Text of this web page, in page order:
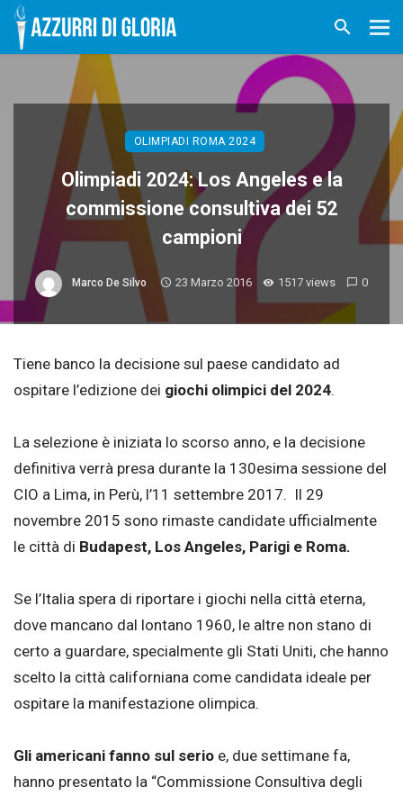
OLIMPIADI ROMA 2024
Olimpiadi 2024: Los Angeles e la
commissione consultiva dei 52
campioni
Marco De Silvo 23 Marzo 2016 1517 views 0
Tiene banco la decisione sul paese candidato ad
ospitare l’edizione dei giochi olimpici del 2024.
La selezione è iniziata lo scorso anno, e la decisione
definitiva verrà presa durante la 130esima sessione del
CIO a Lima, in Perù, l’11 settembre 2017. Il 29
novembre 2015 sono rimaste candidate ufficialmente
le città di Budapest, Los Angeles, Parigi e Roma.
Se l’Italia spera di riportare i giochi nella città eterna,
dove mancano dal lontano 1960, le altre non stano di
certo a guardare, specialmente gli Stati Uniti, che hanno
scelto la città californiana come candidata ideale per
ospitare la manifestazione olimpica.
Gli americani fanno sul serio e, due settimane fa,
hanno presentato la “Commissione Consultiva degli